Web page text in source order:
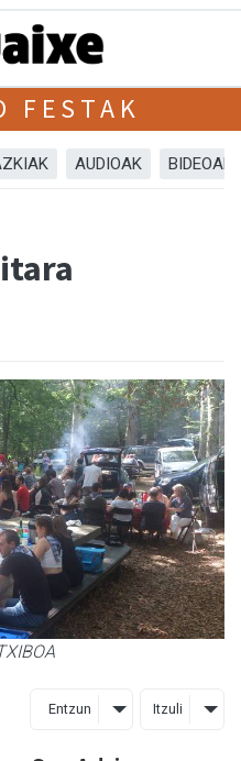
FESTAK
AUDIOAK BIDEOAK
Entzun Itzuli